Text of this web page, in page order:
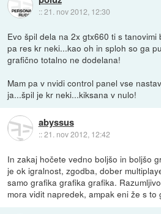
::21. nov 2012, 12:30
Evo špil dela na 2x gtx660 ti s
pa res kr neki...kao oh in sploh so ga
grafično totalno ne dodelana!
Mam pa v nvidi control panel vse
ja...špil je kr neki...kiksana v nulo!
abyssus
::21. nov 2012, 12:42
In zakaj hočete vedno boljšo in boljšo
je ok igralnost, zgodba, dober
samo grafika grafika grafika.
mora vidit napredek, ampak eni že s